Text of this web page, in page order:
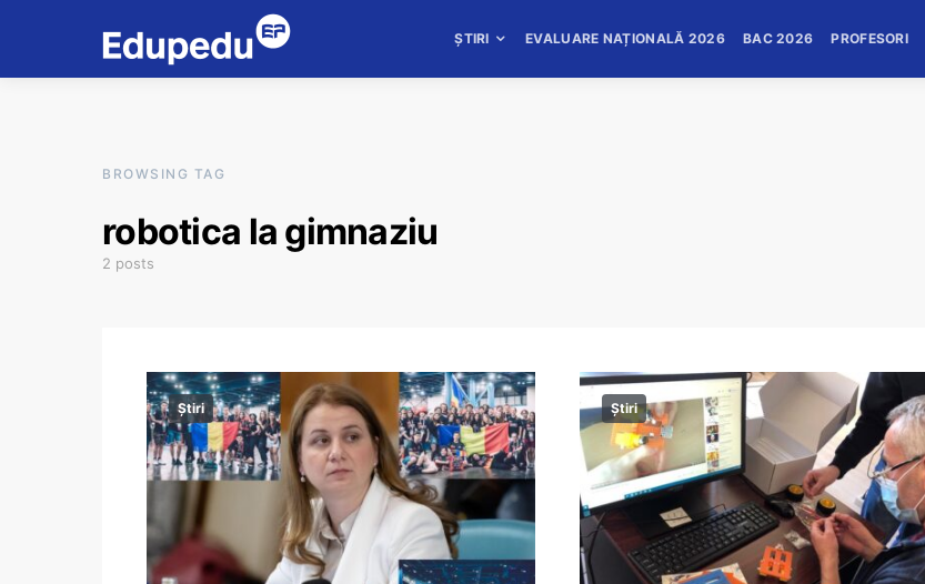
ȘTIRI EVALUARE NAȚIONALĂ 2026 BAC 2026 PROFESORI
BROWSING TAG
robotica la gimnaziu
2 posts
Știri Știri